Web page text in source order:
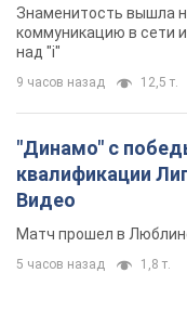
Знаменитость вышла
коммуникацию в сети
над "i"
9 часов назад 12,5 т.
"Динамо" с
квалификации
Видео
Матч прошел в
5 часов назад 1,8 т.